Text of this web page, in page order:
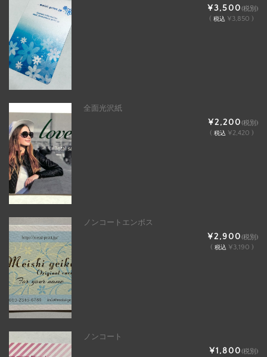
¥3,500(税別)
( 税込 ¥3,850 )
全面光沢紙
¥2,200(税別)
( 税込 ¥2,420 )
ノンコートエンボス
¥2,900(税別)
( 税込 ¥3,190 )
ノンコート
¥1,800(税別)